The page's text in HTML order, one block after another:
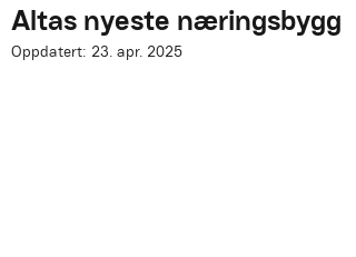
Altas nyeste næringsbygg
Oppdatert: 23. apr. 2025